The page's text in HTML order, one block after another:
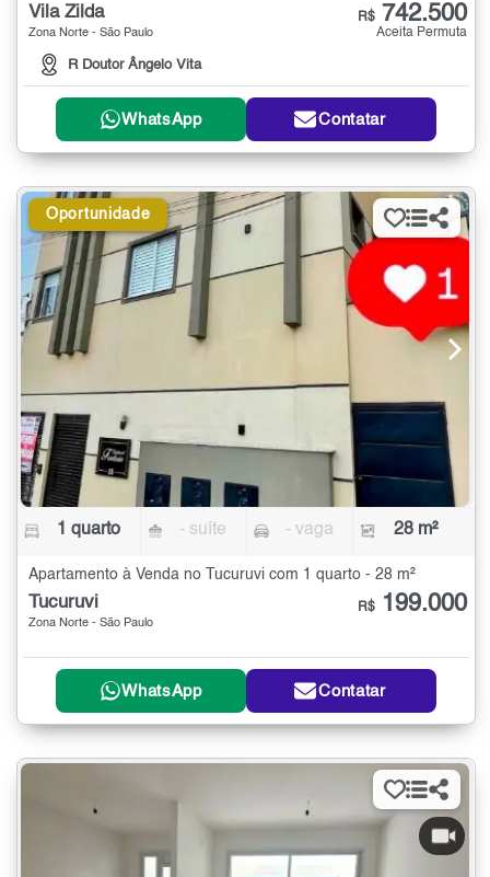
Vila Zilda
Zona Norte - São Paulo
R Doutor Ângelo Vita
R$ 742.500
Aceita Permuta
WhatsApp Contatar
Oportunidade
1 quarto - suíte - vaga 28 m²
Apartamento à Venda no Tucuruvi com 1 quarto - 28 m²
Tucuruvi
Zona Norte - São Paulo
R$ 199.000
WhatsApp Contatar